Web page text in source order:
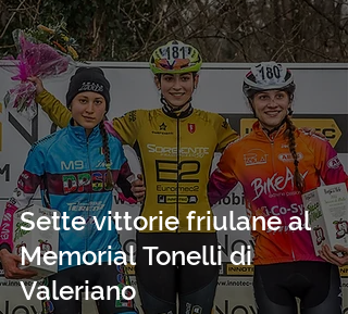
Sette vittorie friulane al
Memorial Tonelli di
Valeriano